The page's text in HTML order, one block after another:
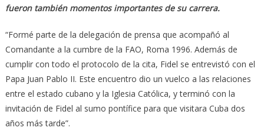
fueron también momentos importantes de su carrera.
“Formé parte de la delegación de prensa que acompañó al
Comandante a la cumbre de la FAO, Roma 1996. Además de
cumplir con todo el protocolo de la cita, Fidel se entrevistó con el
Papa Juan Pablo II. Este encuentro dio un vuelco a las relaciones
entre el estado cubano y la Iglesia Católica, y terminó con la
invitación de Fidel al sumo pontífice para que visitara Cuba dos
años más tarde”.